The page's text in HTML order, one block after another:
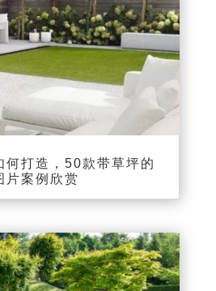
何打造，50款带草坪的
片案例欣赏